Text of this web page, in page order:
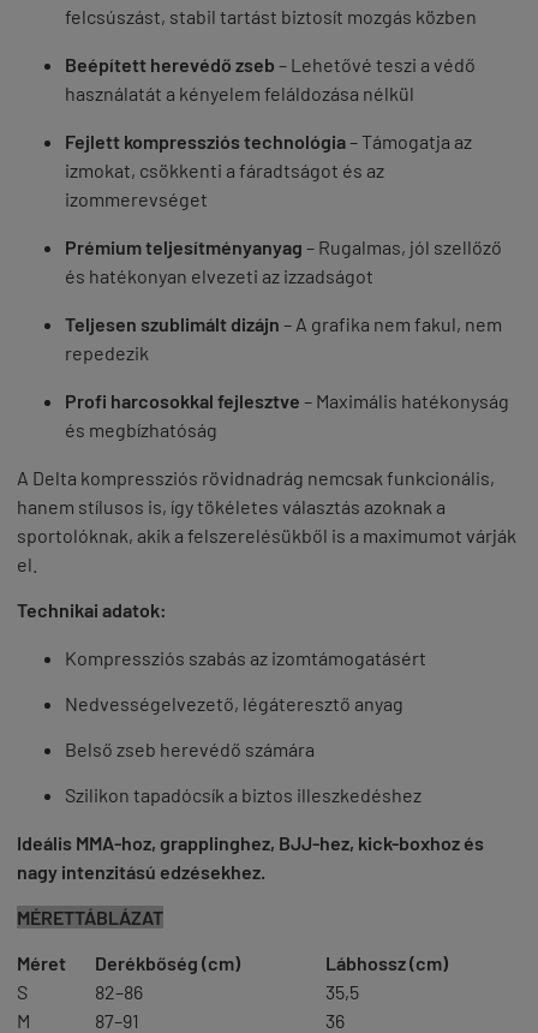
felcsúszást, stabil tartást biztosít mozgás közben
Beépített herevédő zseb – Lehetővé teszi a védő
használatát a kényelem feláldozása nélkül
Fejlett kompressziós technológia– Támogatja az
izmokat, csökkenti a fáradtságot és az
izommerevséget
Prémium teljesítményanyag – Rugalmas, jól szellőző
és hatékonyan elvezeti az izzadságot
Teljesen szublimált dizájn – A grafika nem fakul, nem
repedezik
Profi harcosokkal fejlesztve – Maximális hatékonyság
és megbízhatóság
A Delta kompressziós rövidnadrág nemcsak funkcionális,
hanem stílusos is, így tökéletes választás azoknak a
sportolóknak, akik a felszerelésükből is a maximumot várják
el.
Technikai adatok:
Kompressziós szabás az izomtámogatásért
Nedvességelvezető, légáteresztő anyag
Belső zseb herevédő számára
Szilikon tapadócsík a biztos illeszkedéshez
Ideális MMA-hoz, grapplinghez, BJJ-hez, kick-boxhoz és
nagy intenzitású edzésekhez.
MÉRETTÁBLÁZAT
Méret
Derékbőség (cm)
Lábhossz (cm)
S
82–86
35,5
M
87–91 36